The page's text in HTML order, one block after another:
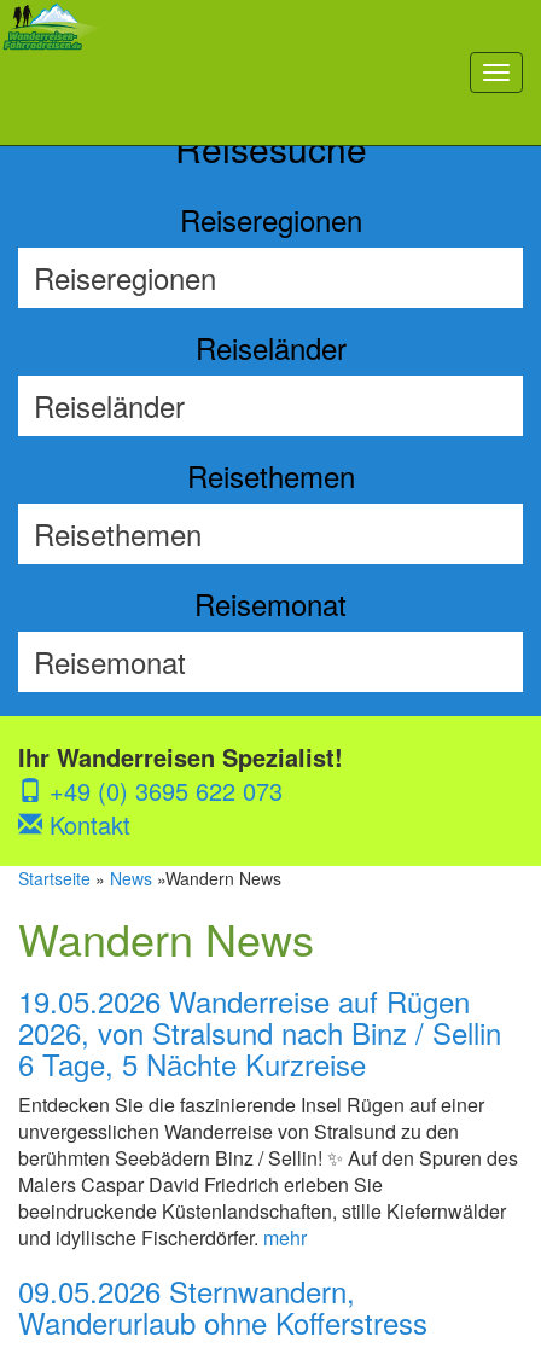
toggle
Reisesuche
Reiseregionen
Reiseländer
Reisethemen
Reisemonat
Ihr Wanderreisen Spezialist!
+49 (0) 3695 622 073
Kontakt
Startseite » News »Wandern News
Wandern News
19.05.2026 Wanderreise auf Rügen
2026, von Stralsund nach Binz / Sellin
6 Tage, 5 Nächte Kurzreise
Entdecken Sie die faszinierende Insel Rügen auf einer
unvergesslichen Wanderreise von Stralsund zu den
berühmten Seebädern Binz / Sellin! ✨ Auf den Spuren des
Malers Caspar David Friedrich erleben Sie
beeindruckende Küstenlandschaften, stille Kiefernwälder
und idyllische Fischerdörfer. mehr
09.05.2026 Sternwandern,
Wanderurlaub ohne Kofferstress